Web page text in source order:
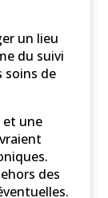
un lieu
du suivi
de
et une
des